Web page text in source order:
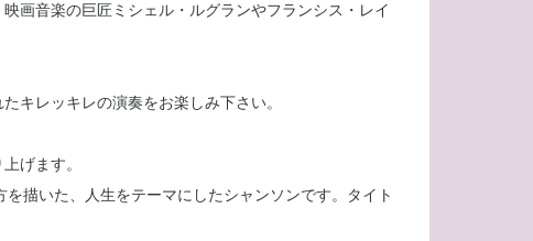
画音楽の巨匠ミシェル・ルグランやフランシス・レイ
キレッキレの演奏をお楽しみ下さい。
げます。
描いた、人生をテーマにしたシャンソンです。タイト